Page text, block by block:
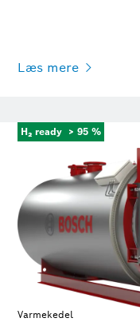
Læs mere
H₂ ready > 95 %
Varmekedel